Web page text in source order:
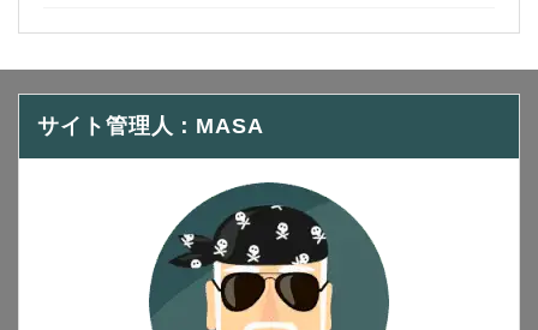
サイト管理人：MASA